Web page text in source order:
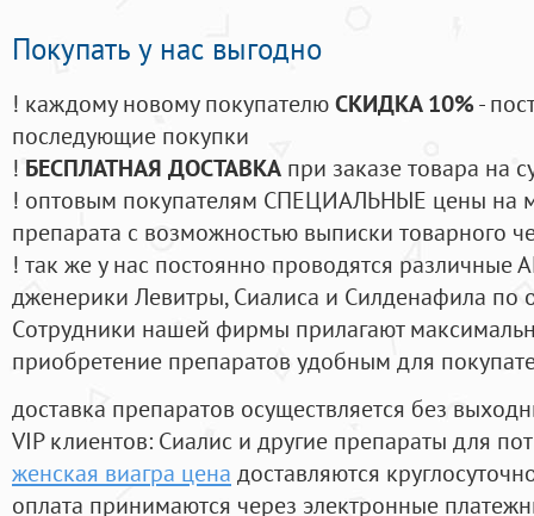
Покупать у нас выгодно
! каждому новому покупателюСКИДКА 10%-
последующие покупки
! БЕСПЛАТНАЯ ДОСТАВКА при заказе товара на
! оптовым покупателям СПЕЦИАЛЬНЫЕ цены на
препарата с возможностью выписки товарного
! так же у нас постоянно проводятся
дженерики Левитры, Сиалиса и Силденафила по
Cотрудники нашей фирмы прилагают
приобретение препаратов удобным для
доставка препаратов осуществляется без
VIP клиентов: Сиалис и другие препараты для
женская виагра цена доставляются
оплата принимаются через электронные